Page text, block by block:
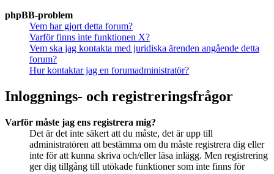
phpBB-problem
Vem har gjort detta forum?
Varför finns inte funktionen X?
Vem ska jag kontakta med juridiska ärenden angående detta
forum?
Hur kontaktar jag en forumadministratör?
Inloggnings- och registreringsfrågor
Varför måste jag ens registrera mig?
Det är det inte säkert att du måste, det är upp till
administratören att bestämma om du måste registrera dig eller
inte för att kunna skriva och/eller läsa inlägg. Men registrering
ger dig tillgång till utökade funktioner som inte finns för